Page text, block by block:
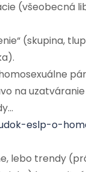
(všeobecná
(skupina,
na
eslp-o-
lebo trendy